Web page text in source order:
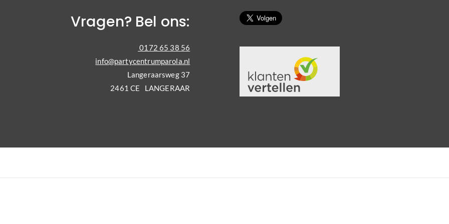
Vragen? Bel ons:
0172 65 38 56
info@partycentrumparola.nl
Langeraarsweg 37
2461 CE LANGERAAR